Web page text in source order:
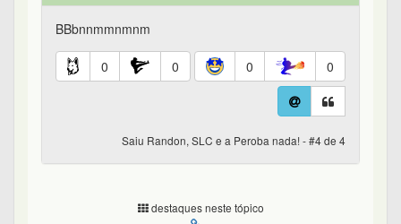
BBbnnmmnmnm
0 0 0 0
Saiu Randon, SLC e a Peroba nada! - #4 de 4
destaques neste tópico